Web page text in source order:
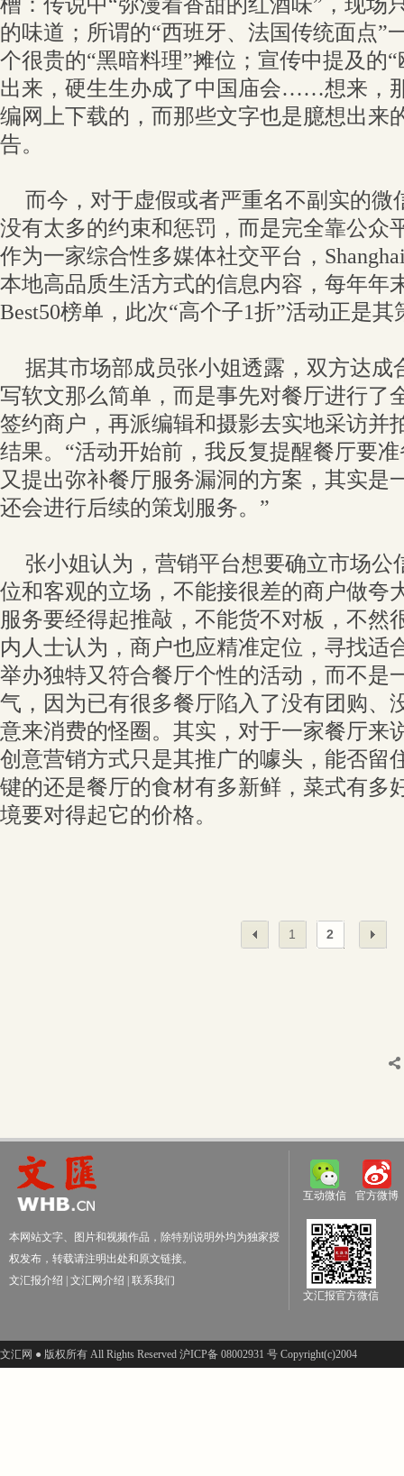
的味道；所谓的“西班牙、法国传统面点”
个很贵的“黑暗料理”摊位；宣传中提及的
出来，硬生生办成了中国庙会……想来，
编网上下载的，而那些文字也是臆想出来
告。
而今，对于虚假或者严重名不副实的微
没有太多的约束和惩罚，而是完全靠公众
作为一家综合性多媒体社交平台，
本地高品质生活方式的信息内容，每年年
Best50榜单，此次“高个子1折”活动正是
据其市场部成员张小姐透露，双方达成
写软文那么简单，而是事先对餐厅进行了
签约商户，再派编辑和摄影去实地采访并
结果。“活动开始前，我反复提醒餐厅要
又提出弥补餐厅服务漏洞的方案，其实是
还会进行后续的策划服务。”
张小姐认为，营销平台想要确立市场公
位和客观的立场，不能接很差的商户做夸
服务要经得起推敲，不能货不对板，不然
内人士认为，商户也应精准定位，寻找适
举办独特又符合餐厅个性的活动，而不是
气，因为已有很多餐厅陷入了没有团购、
意来消费的怪圈。其实，对于一家餐厅来
创意营销方式只是其推广的噱头，能否留
键的还是餐厅的食材有多新鲜，菜式有多
境要对得起它的价格。
1 2
本网站文字、图片和视频作品，除特别说明外均为独家授
权发布，转载请注明出处和原文链接。
文汇报介绍
文汇网介绍 联系我们
互动微信 官方微博
文汇报官方微信
文汇网 ● 版权所有 All Rights Reserved 沪ICP备 08002931 号 Copyright(c)2004